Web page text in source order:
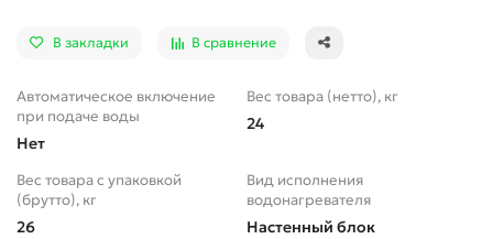
В закладки В сравнение
Автоматическое включение
при подаче воды
Нет
Вес товара (нетто), кг
24
Вес товара с упаковкой
(брутто), кг
26
Вид исполнения
водонагревателя
Настенный блок